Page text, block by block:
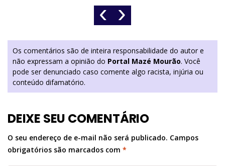
‹ ›
Os comentários são de inteira responsabilidade do autor e
não expressam a opinião do Portal Mazé Mourão. Você
pode ser denunciado caso comente algo racista, injúria ou
conteúdo difamatório.
DEIXE SEU COMENTÁRIO
O seu endereço de e-mail não será publicado. Campos
obrigatórios são marcados com *